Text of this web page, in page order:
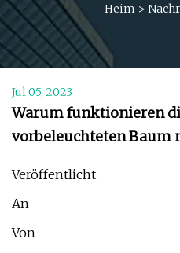
Heim >
Jul 05, 2023
Warum funktionieren
vorbeleuchteten Baum
Veröffentlicht
An
Von